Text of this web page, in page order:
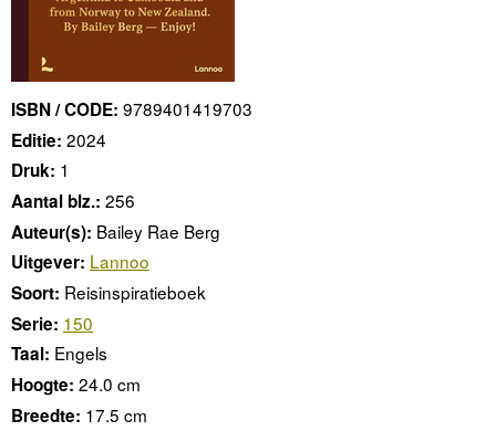
ISBN / CODE: 9789401419703
Editie: 2024
Druk: 1
Aantal blz.: 256
Auteur(s): Bailey Rae Berg
Uitgever: Lannoo
Soort: Reisinspiratieboek
Serie: 150
Taal: Engels
Hoogte: 24.0 cm
Breedte: 17.5 cm